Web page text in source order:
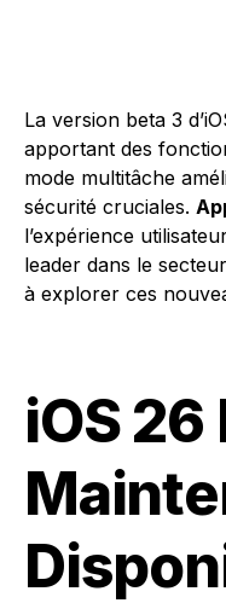
La version beta 3
apportant des
mode multitâche
sécurité cruciales.
l’expérience
leader dans le
à explorer ces
iOS 26